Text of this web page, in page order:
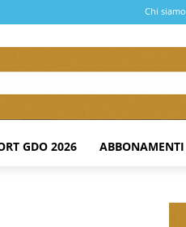
Chi siamo
GDO 2026 ABBONAMENTI